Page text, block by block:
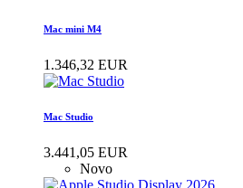
Mac mini M4
1.346,32 EUR
Mac Studio
3.441,05 EUR
Novo